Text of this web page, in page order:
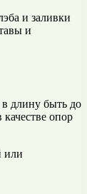
и заливки
и
в длину быть до
опор
или